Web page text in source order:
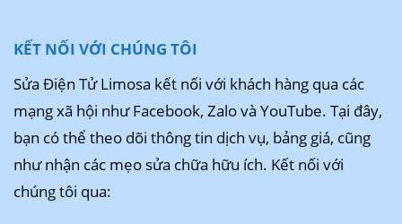
KẾT NỐI VỚI CHÚNG TÔI
Sửa Điện Tử Limosa kết nối với khách hàng qua các
mạng xã hội như Facebook, Zalo và YouTube. Tại đây,
bạn có thể theo dõi thông tin dịch vụ, bảng giá, cũng
như nhận các mẹo sửa chữa hữu ích. Kết nối với
chúng tôi qua: